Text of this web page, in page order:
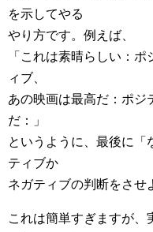
を示してやる
やり方です。例えば、
「これは素晴らしい：
ィブ、
あの映画は最高だ：ポジ
だ：」
というように、最後に「
ティブか
ネガティブの判断をさせ
これは簡単すぎますが、